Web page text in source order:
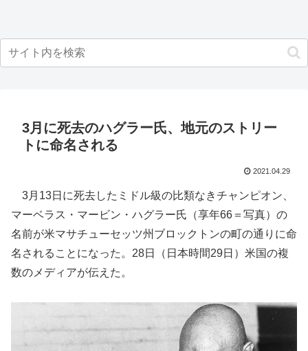
3月に死去のハグラー氏、地元のストリー
トに命名される
2021.04.29
3月13日に死去したミドル級の比類なきチャンピオン、
マーベラス・マービン・ハグラー氏（享年66＝写真）の
名前が米マサチューセッツ州ブロックトンの町の通りに命
名されることになった。28日（日本時間29日）米国の複
数のメディアが伝えた。